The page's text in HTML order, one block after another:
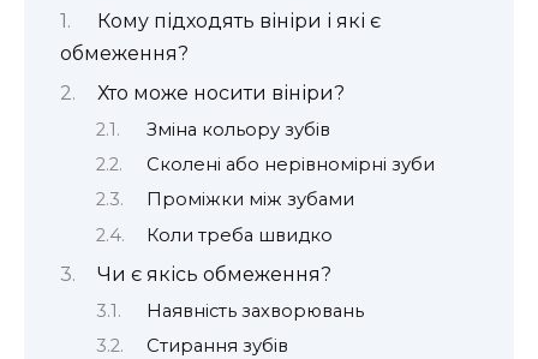
Кому підходять вініри і які є
обмеження?
Хто може носити вініри?
Зміна кольору зубів
Сколені або нерівномірні зуби
Проміжки між зубами
Коли треба швидко
Чи є якісь обмеження?
Наявність захворювань
Стирання зубів